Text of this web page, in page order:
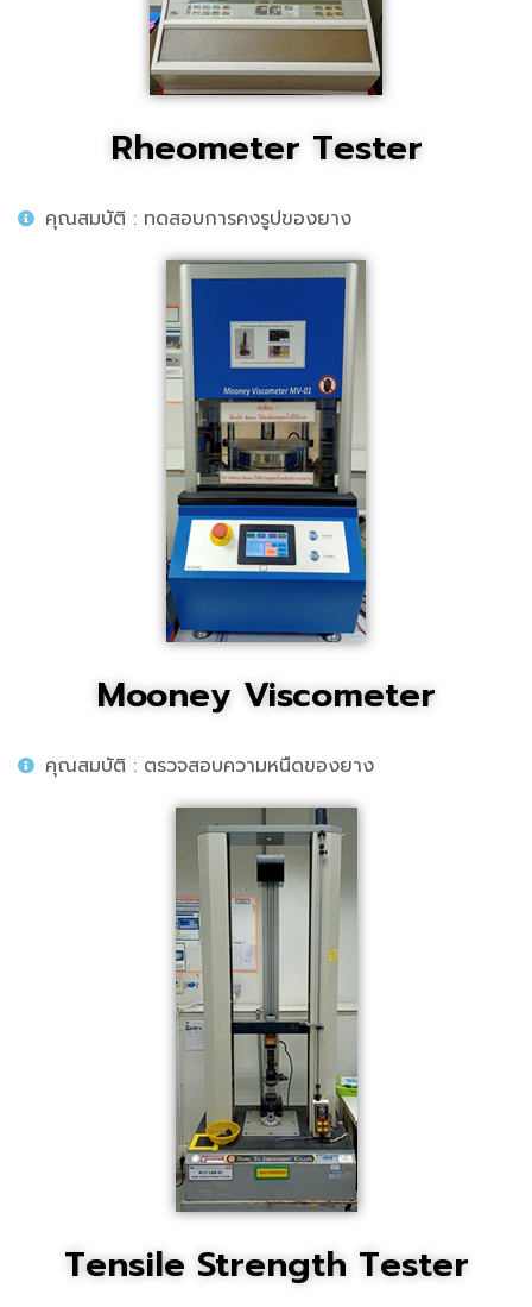
Rheometer Tester
คุณสมบัติ : ทดสอบการคงรูปของยาง
Mooney Viscometer
คุณสมบัติ : ตรวจสอบความหนืดของยาง
Tensile Strength Tester